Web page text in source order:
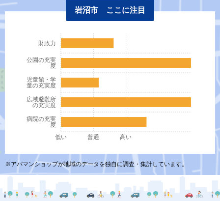
岩沼市 ここに注目
病院の充実
度
広域避難所
の充実度
児童館・学
童の充実度
公園の充実
度
財政力
低い 普通 高い
※アパマンショップが地域のデータを独自に調査・集計しています。